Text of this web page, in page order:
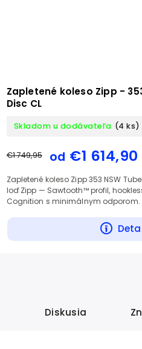
Zapletené koleso Zipp -
Disc CL
Skladom u dodávateľa (4 ks)
€1 749,95 od €1 614,90
Zapletené koleso Zipp 353 NSW
loď Zipp — Sawtooth™ profil,
Cognition s minimálnym odporom.
Diskusia